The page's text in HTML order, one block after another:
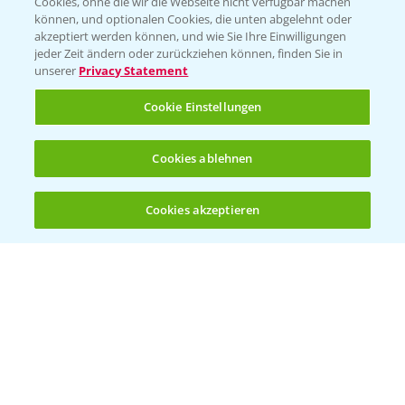
(noch 4)
PRE - Chemikalien sicher entsorgen
Sammelstellen und Termine
Kontakt & Notfall
Beratung auf WhatsApp
+49 (0)174 346 564 1
können, und optionalen Cookies, die unten abgelehnt oder
akzeptiert werden können, und wie Sie Ihre Einwilligungen
jeder Zeit ändern oder zurückziehen können, finden Sie in
unserer Privacy Statement
Cookie Einstellungen
Cookies ablehnen
Cookies akzeptieren